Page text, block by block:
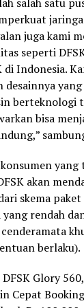
juga kami
seperti
di Indonesia.
desainnya
berteknologi
bisa
akan
skema
rendah
berlaku).
Glory
Cepat